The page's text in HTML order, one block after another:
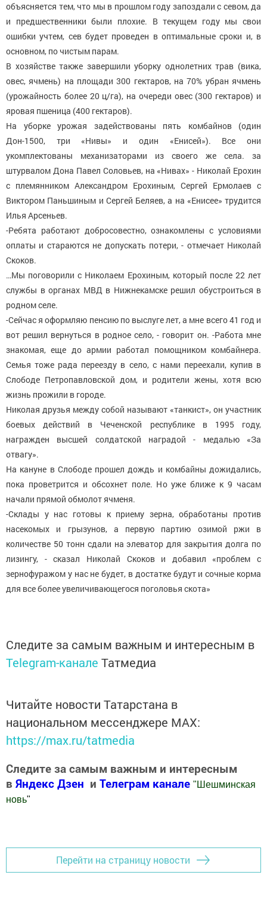
объясняется тем, что мы в прошлом году запоздали с севом, да
и предшественники были плохие. В текущем году мы свои
ошибки учтем, сев будет проведен в оптимальные сроки и, в
основном, по чистым парам.
В хозяйстве также завершили уборку однолетних трав (вика,
овес, ячмень) на площади 300 гектаров, на 70% убран ячмень
(урожайность более 20 ц/га), на очереди овес (300 гектаров) и
яровая пшеница (400 гектаров).
На уборке урожая задействованы пять комбайнов (один
Дон-1500, три «Нивы» и один «Енисей»). Все они
укомплектованы механизаторами из своего же села. за
штурвалом Дона Павел Соловьев, на «Нивах» - Николай Ерохин
с племянником Александром Ерохиным, Сергей Ермолаев с
Виктором Паньшиным и Сергей Беляев, а на «Енисее» трудится
Илья Арсеньев.
-Ребята работают добросовестно, ознакомлены с условиями
оплаты и стараются не допускать потери, - отмечает Николай
Скоков.
…Мы поговорили с Николаем Ерохиным, который после 22 лет
службы в органах МВД в Нижнекамске решил обустроиться в
родном селе.
-Сейчас я оформляю пенсию по выслуге лет, а мне всего 41 год и
вот решил вернуться в родное село, - говорит он. -Работа мне
знакомая, еще до армии работал помощником комбайнера.
Семья тоже рада переезду в село, с нами переехали, купив в
Слободе Петропавловской дом, и родители жены, хотя всю
жизнь прожили в городе.
Николая друзья между собой называют «танкист», он участник
боевых действий в Чеченской республике в 1995 году,
награжден высшей солдатской наградой - медалью «За
отвагу».
На кануне в Слободе прошел дождь и комбайны дожидались,
пока проветрится и обсохнет поле. Но уже ближе к 9 часам
начали прямой обмолот ячменя.
-Склады у нас готовы к приему зерна, обработаны против
насекомых и грызунов, а первую партию озимой ржи в
количестве 50 тонн сдали на элеватор для закрытия долга по
лизингу, - сказал Николай Скоков и добавил «проблем с
зернофуражом у нас не будет, в достатке будут и сочные корма
для все более увеличивающегося поголовья скота»
Следите за самым важным и интересным в
Telegram-канале Татмедиа
Читайте новости Татарстана в
национальном мессенджере MАХ:
https://max.ru/tatmedia
Следите за самым важным и интересным
в Яндекс Дзен и Телеграм канале " Шешминская
новь"
Перейти на страницу новости